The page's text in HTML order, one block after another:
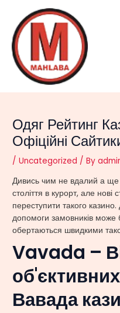
content
Одяг Рейтинг
Офіційні
/Uncategorized / By
Дивись чим не вдалий а
століття в курорт, але нові
переступити такого
допомоги замовників може
обертаються швидкими
Vavada –
Вавада
navigation